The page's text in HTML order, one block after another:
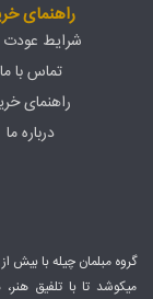
راهنمای
شرایط عودت
تماس با ما
راهنمای
درباره ما
میکوشد تا با تلفیق